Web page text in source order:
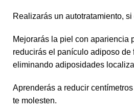
Realizarás un autotratamiento,
Mejorarás la piel con apariencia
reducirás el panículo adiposo de
eliminando adiposidades
Aprenderás a reducir
te molesten.